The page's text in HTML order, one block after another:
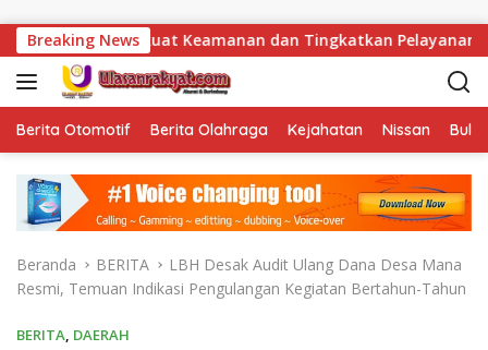
Breaking News
Keamanan dan Tingkatkan Pelayanan
Berita Otomotif Berita Olahraga Kejahatan Nissan
Beranda BERITA
LBH Desak Audit Ulang Dana Desa Mana
Resmi, Temuan Indikasi Pengulangan Kegiatan Bertahun-Tahun
BERITA, DAERAH